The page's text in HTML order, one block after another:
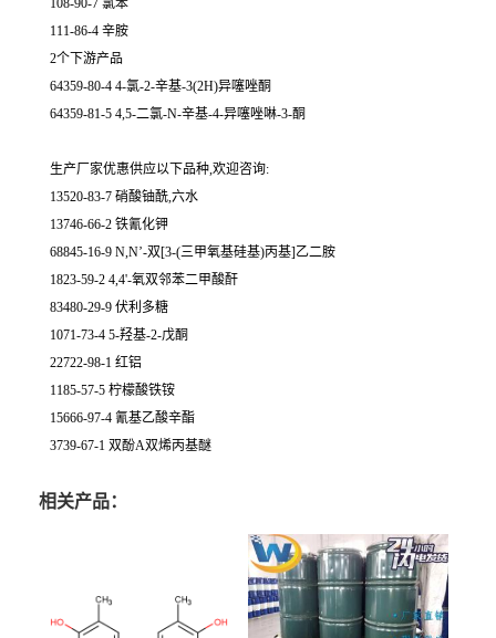
108-90-7 氯苯
111-86-4 辛胺
2个下游产品
64359-80-4 4-氯-2-辛基-3(2H)异噻唑酮
64359-81-5 4,5-二氯-N-辛基-4-异噻唑啉-3-酮
生产厂家优惠供应以下品种,欢迎咨询:
13520-83-7 硝酸铀酰,六水
13746-66-2 铁氰化钾
68845-16-9 N,N’-双[3-(三甲氧基硅基)丙基]乙二胺
1823-59-2 4,4'-氧双邻苯二甲酸酐
83480-29-9 伏利多糖
1071-73-4 5-羟基-2-戊酮
22722-98-1 红铝
1185-57-5 柠檬酸铁铵
15666-97-4 氰基乙酸辛酯
3739-67-1 双酚A双烯丙基醚
相关产品：